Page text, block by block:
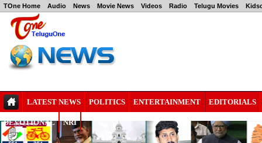
TOne Home Audio News Movie News Videos Radio Telugu Movies
LATEST NEWS POLITICS ENTERTAINMENT EDITORIALS
DEVOTIONAL NRI